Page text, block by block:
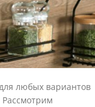
любых вариантов